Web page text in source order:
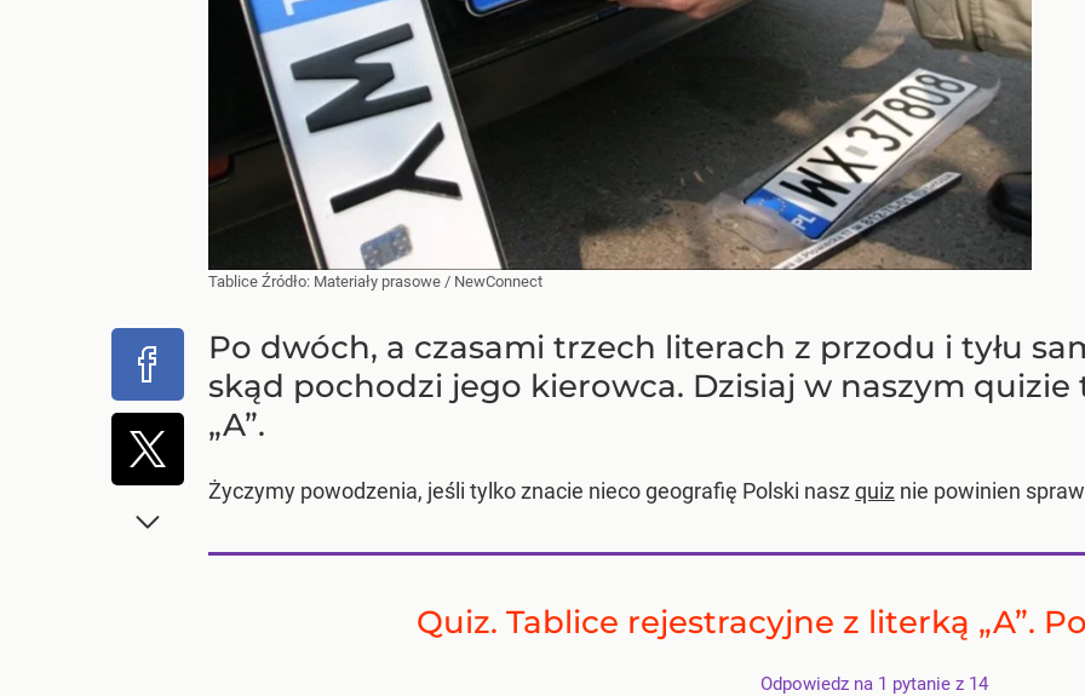
Tablice Źródło: Materiały prasowe / NewConnect
Po dwóch, a czasami trzech literach z przodu i tyłu
skąd pochodzi jego kierowca. Dzisiaj w naszym
„A”.
Życzymy powodzenia, jeśli tylko znacie nieco geografię Polski nasz quiz nie powinien
Quiz. Tablice rejestracyjne z literką „A”.
Odpowiedz na 1 pytanie z 14